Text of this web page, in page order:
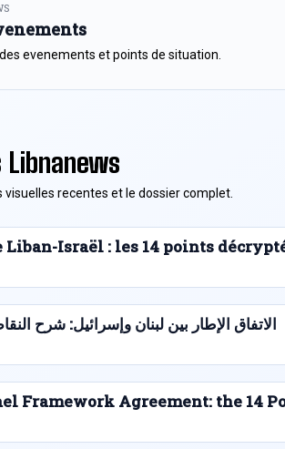
evenements et points de situation.
visuelles recentes et le dossier complet.
Liban-Israël : les 14 points
الاتفاق الإطار بين لبنان وإسرائيل: شرح النقاط الـ14 |
Framework Agreement: the 14